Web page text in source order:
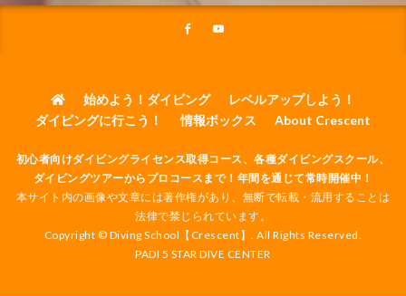
始めよう！ダイビング
レベルアップしよう！
ダイビングに行こう！
情報ボックス About Crescent
初心者向けダイビングライセンス取得コース、各種ダイビングスクール、
ダイビングツアーからプロコースまで！年間を通じて常時開催中！
本サイト内の画像や文章には著作権があり、無断で転載・流用することは
法律で禁じられています。
Copyright © Diving School【Crescent】. All Rights Reserved.
PADI 5 STAR DIVE CENTER